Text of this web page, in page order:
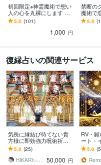
初回限定※神霊魔術で想い
人の心を丸裸にします 禁
断のグリモワール魔導書
による導きで恋愛成就へ
5.0 (101)
1,000 円
禁断の
魔術で
す 【愛
術】で
5.0
復縁占いの関連サービス
気長に縁結び待てない貴
方様に即効強力呪術祈祷
します アガスティア秘術
で自己愛強化護符作成
復縁複雑愛恋愛不倫成就
5.0 (25)
HIKARI✨延長8月31日まで破格値引
50,000 円
RV・
ート・
す ❤️恋
金運、
他、体
5.0